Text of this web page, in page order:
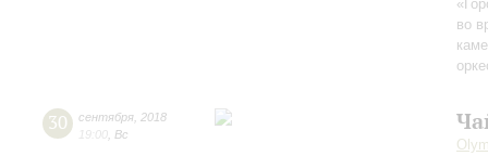
во
30 сентября 2018
19:00 Вс